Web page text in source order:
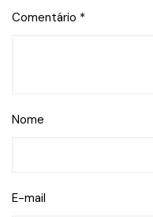
Comentário *
Nome
E-mail